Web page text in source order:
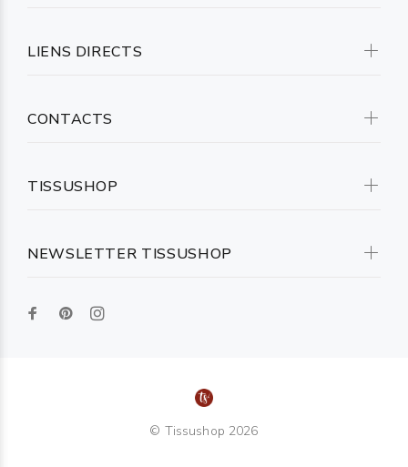
NEWSLETTER TISSUSHOP
LIENS DIRECTS
CONTACTS
TISSUSHOP
© Tissushop 2026